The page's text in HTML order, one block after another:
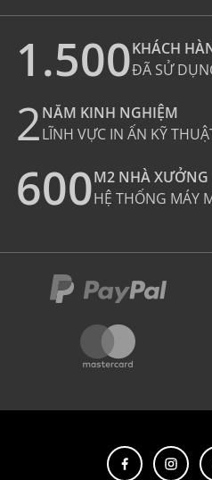
1.500KHÁCH
ĐÃ SỬ
2NĂM KINH NGHIỆM
LĨNH VỰC IN ẤN KỸ
600M2 NHÀ XƯỞNG
HỆ THỐNG MÁY